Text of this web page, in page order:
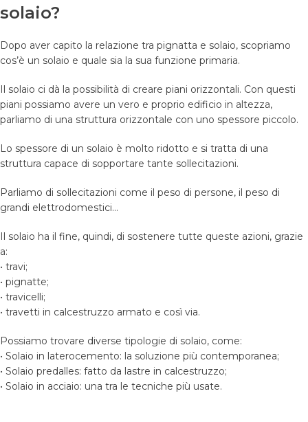
solaio?
Dopo aver capito la relazione tra pignatta e solaio, scopriamo
cos’è un solaio e quale sia la sua funzione primaria.
Il solaio ci dà la possibilità di creare piani orizzontali. Con questi
piani possiamo avere un vero e proprio edificio in altezza,
parliamo di una struttura orizzontale con uno spessore piccolo.
Lo spessore di un solaio è molto ridotto e si tratta di una
struttura capace di sopportare tante sollecitazioni.
Parliamo di sollecitazioni come il peso di persone, il peso di
grandi elettrodomestici…
Il solaio ha il fine, quindi, di sostenere tutte queste azioni, grazie
a:
• travi;
• pignatte;
• travicelli;
• travetti in calcestruzzo armato e così via.
Possiamo trovare diverse tipologie di solaio, come:
• Solaio in laterocemento: la soluzione più contemporanea;
• Solaio predalles: fatto da lastre in calcestruzzo;
• Solaio in acciaio: una tra le tecniche più usate.